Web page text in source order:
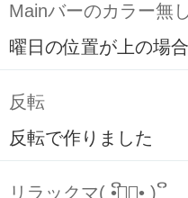
Mainバーのカラー無し
曜日の位置が上の場
反転
反転で作りました
リラックマ( ິ•ᆺ⃘• )ິ